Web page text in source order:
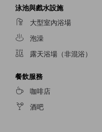
泳池與戲水設施
大型室內浴場
泡澡
露天浴場（非混浴）
餐飲服務
咖啡店
酒吧